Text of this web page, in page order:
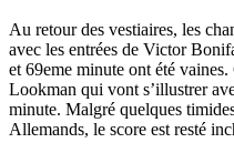
Au retour des vestiaires, les
avec les entrées de Victor
et 69eme minute ont été
Lookman qui vont s’illustrer
minute. Malgré quelques
Allemands, le score est resté